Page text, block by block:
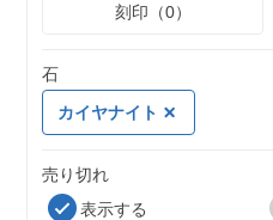
刻印（0）
石
カイヤナイト
売り切れ
表示する